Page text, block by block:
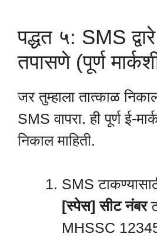
पद्धत ५: SMS
तपासणे (पूर्ण
जर तुम्हाला तात्काळ
SMS वापरा. ही पूर्ण ई-
निकाल माहिती.
SMS
[स्पेस] सीट नंबर
MHSSC